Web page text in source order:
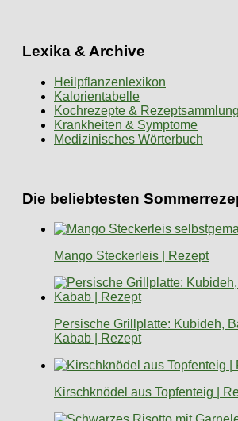
Lexika & Archive
Heilpflanzenlexikon
Kalorientabelle
Kochrezepte & Rezeptsammlung
Krankheiten & Symptome
Medizinisches Wörterbuch
Die beliebtesten
Mango Steckerleis | Rezept
Persische Grillplatte: Kubideh,
Kabab | Rezept
Kirschknödel aus Topfenteig |